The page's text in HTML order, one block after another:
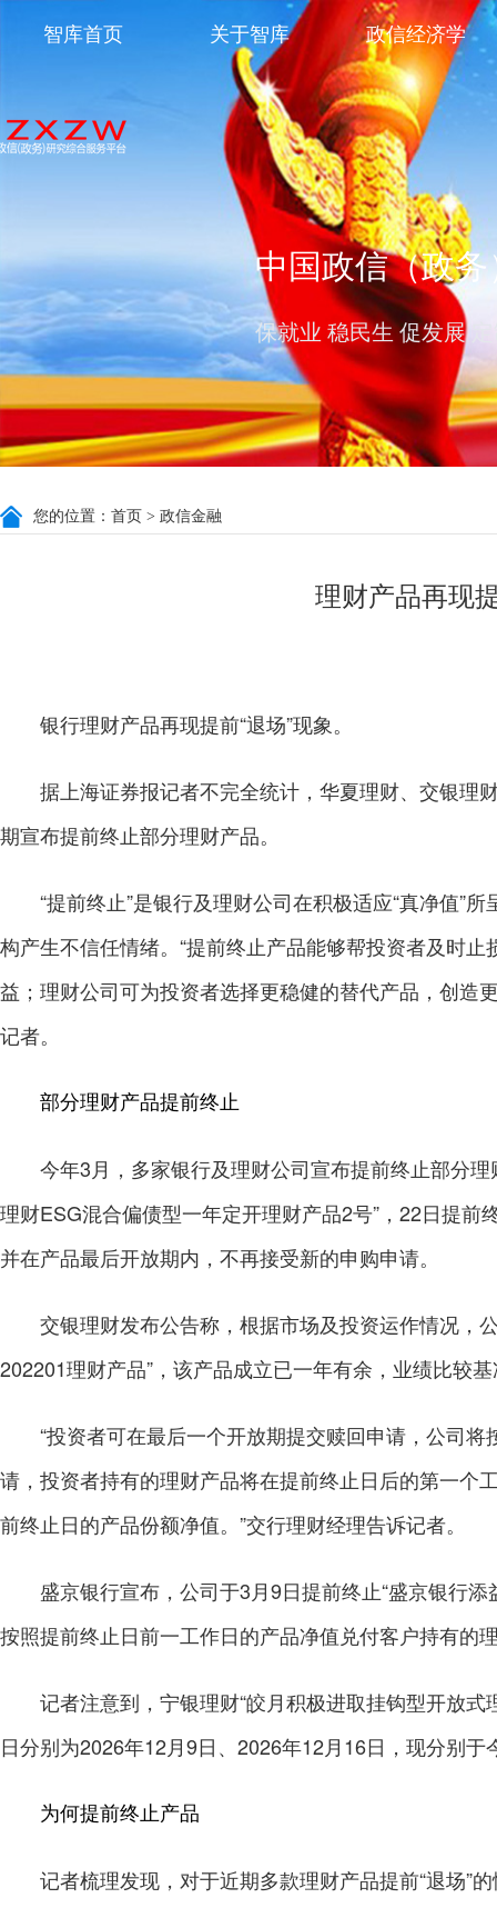
中国政信（政
保就业 稳民生 促发展
智库首页 关于智库 政信经济学
您的位置： 首页 > 政信金融
理财产品再现
银行理财产品再现提前“退场”现象。
据上海证券报记者不完全统计，华夏理财、交银理
期宣布提前终止部分理财产品。
“提前终止”是银行及理财公司在积极适应“真净值”
构产生不信任情绪。“提前终止产品能够帮投资者及时
益；理财公司可为投资者选择更稳健的替代产品，创造
记者。
部分理财产品提前终止
今年3月，多家银行及理财公司宣布提前终止部分理
理财ESG混合偏债型一年定开理财产品2号”，22日提前
并在产品最后开放期内，不再接受新的申购申请。
交银理财发布公告称，根据市场及投资运作情况，
202201理财产品”，该产品成立已一年有余，业绩比较
“投资者可在最后一个开放期提交赎回申请，公司将
请，投资者持有的理财产品将在提前终止日后的第一个
前终止日的产品份额净值。”交行理财经理告诉记者。
盛京银行宣布，公司于3月9日提前终止“盛京银行添
按照提前终止日前一工作日的产品净值兑付客户持有的
记者注意到，宁银理财“皎月积极进取挂钩型开放式
日分别为2026年12月9日、2026年12月16日，现分别
为何提前终止产品
记者梳理发现，对于近期多款理财产品提前“退场”